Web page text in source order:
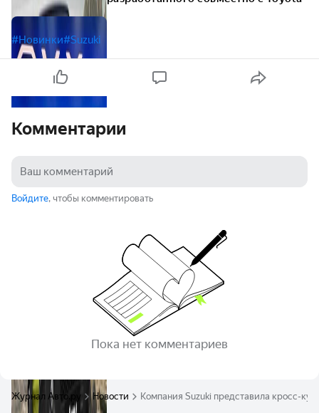
#Новинки#Suzuki
Комментарии
Войдите, чтобы комментировать
Пока нет комментариев
Журнал Авто.ру Новости Компания Suzuki представила кросс-